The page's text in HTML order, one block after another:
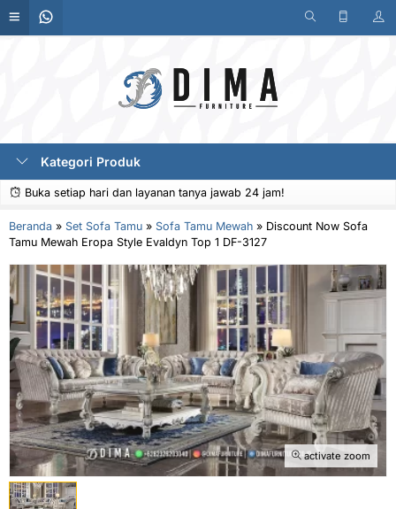
Kategori Produk
Buka setiap hari dan layanan tanya jawab 24 jam!
Beranda » Set Sofa Tamu » Sofa Tamu Mewah » Discount Now Sofa
Tamu Mewah Eropa Style Evaldyn Top 1 DF-3127
activate zoom